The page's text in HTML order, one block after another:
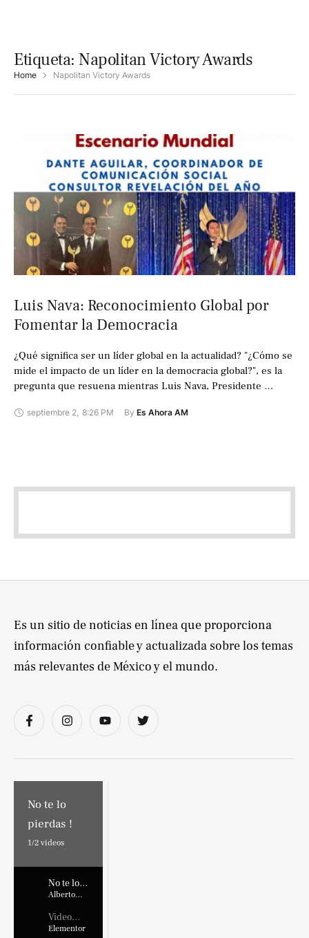
Etiqueta: Napolitan Victory Awards
Home Napolitan Victory Awards
Luis Nava: Reconocimiento Global por
Fomentar la Democracia
¿Qué significa ser un líder global en la actualidad? "¿Cómo se
mide el impacto de un líder en la democracia global?", es la
pregunta que resuena mientras Luis Nava, Presidente …
septiembre 2, 8:26 PM By Es Ahora AM
No te lo
pierdas !
1/2 videos
No te lo
pierdas !
Alberto
Video
Placehold
Elementor
Es un sitio de noticias en línea que proporciona
información confiable y actualizada sobre los temas
más relevantes de México y el mundo.